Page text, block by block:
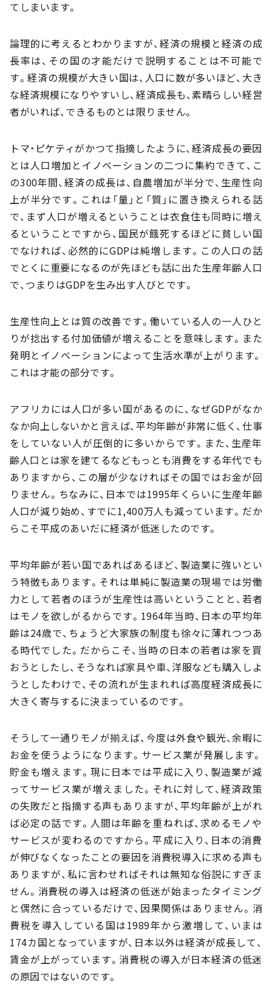
てしまいます。
論理的に考えるとわかりますが、経済の規模と経済の成
長率は、その国の才能だけで説明することは不可能で
す。経済の規模が大きい国は、人口に数が多いほど、大き
な経済規模になりやすいし、経済成長も、素晴らしい経営
者がいれば、できるものとは限りません。
トマ・ピケティがかつて指摘したように、経済成長の要因
とは人口増加とイノベーションの二つに集約できて、こ
の300年間、経済の成長は、自農増加が半分で、生産性向
上が半分です。これは「量」と「質」に置き換えられる話
で、まず人口が増えるということは衣食住も同時に増え
るということですから、国民が餓死するほどに貧しい国
でなければ、必然的にGDPは純増します。この人口の話
でとくに重要になるのが先ほども話に出た生産年齢人口
で、つまりはGDPを生み出す人びとです。
生産性向上とは質の改善です。働いている人の一人ひと
りが捻出する付加価値が増えることを意味します。また
発明とイノベーションによって生活水準が上がります。
これは才能の部分です。
アフリカには人口が多い国があるのに、なぜGDPがなか
なか向上しないかと言えば、平均年齢が非常に低く、仕事
をしていない人が圧倒的に多いからです。また、生産年
齢人口とは家を建てるなどもっとも消費をする年代でも
ありますから、この層が少なければその国ではお金が回
りません。ちなみに、日本では1995年くらいに生産年齢
人口が減り始め、すでに1,400万人も減っています。だか
らこそ平成のあいだに経済が低迷したのです。
平均年齢が若い国であればあるほど、製造業に強いとい
う特徴もあります。それは単純に製造業の現場では労働
力として若者のほうが生産性は高いということと、若者
はモノを欲しがるからです。1964年当時、日本の平均年
齢は24歳で、ちょうど大家族の制度も徐々に薄れつつあ
る時代でした。だからこそ、当時の日本の若者は家を買
おうとしたし、そうなれば家具や車、洋服なども購入しよ
うとしたわけで、その流れが生まれれば高度経済成長に
大きく寄与するに決まっているのです。
そうして一通りモノが揃えば、今度は外食や観光、余暇に
お金を使うようになります。サービス業が発展します。
貯金も増えます。現に日本では平成に入り、製造業が減
ってサービス業が増えました。それに対して、経済政策
の失敗だと指摘する声もありますが、平均年齢が上がれ
ば必定の話です。人間は年齢を重ねれば、求めるモノや
サービスが変わるのですから。平成に入り、日本の消費
が伸びなくなったことの要因を消費税導入に求める声も
ありますが、私に言わせればそれは無知な俗説にすぎま
せん。消費税の導入は経済の低迷が始まったタイミング
と偶然に合っているだけで、因果関係はありません。消
費税を導入している国は1989年から激増して、いまは
174カ国となっていますが、日本以外は経済が成長して、
賃金が上がっています。消費税の導入が日本経済の低迷
の原因ではないのです。